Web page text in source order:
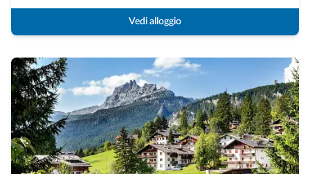
Vedi alloggio